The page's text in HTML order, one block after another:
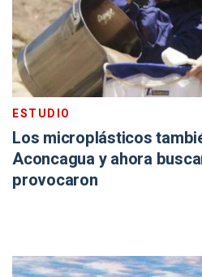
ESTUDIO
Los microplásticos
Aconcagua y ahora
provocaron